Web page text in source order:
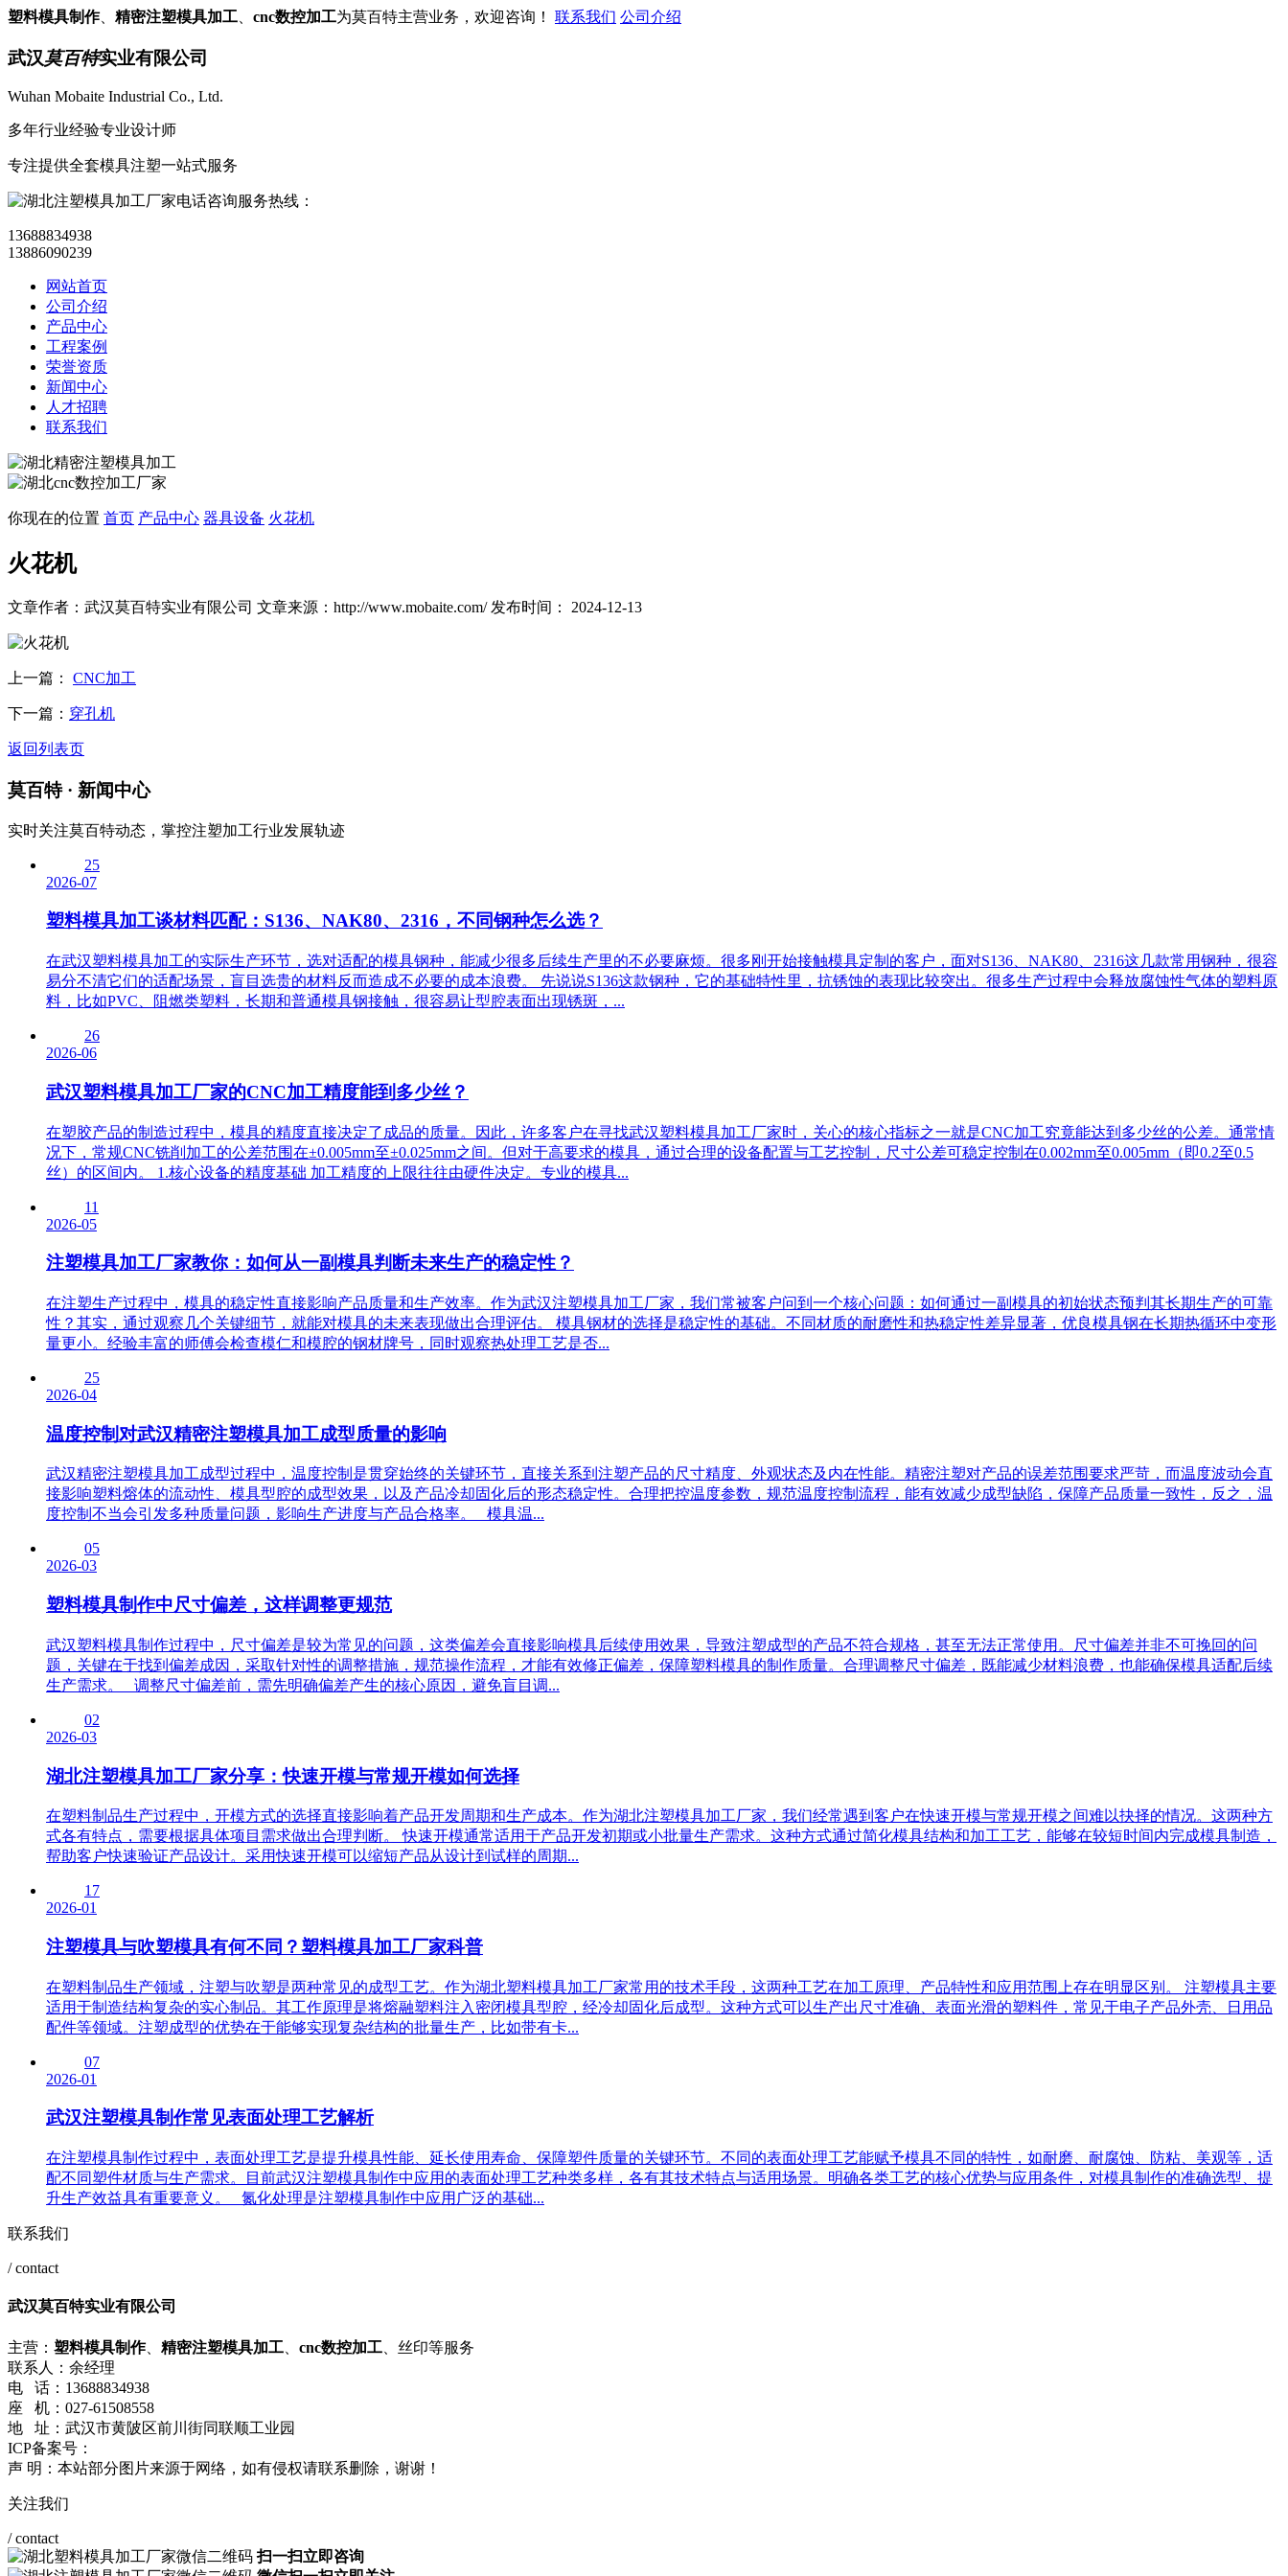
塑料模具制作、 精密注塑模具加工 cnc数控加工为莫百特主营业务，欢迎咨询！ 联系我们 公司介绍
武汉莫百特实业有限公司
Wuhan Mobaite Industrial Co., Ltd.
多年行业经验专业设计师
专注提供全套模具注塑一站式服务
咨询服务热线：
13688834938
13886090239
网站首页
公司介绍
产品中心
工程案例
荣誉资质
新闻中心
人才招聘
联系我们
你现在的位置 首页 产品中心 器具设备 火花机
火花机
文章作者：武汉莫百特实业有限公司 文章来源：http://www.mobaite.com/ 发布时间： 2024-12-13
上一篇： CNC加工
下一篇： 穿孔机
返回列表页
莫百特· 新闻中心
实时关注莫百特动态，掌控注塑加工行业发展轨迹
25
2026-07
塑料模具加工谈材料匹配：S136、NAK80、2316，不同钢种怎么选？
在武汉塑料模具加工的实际生产环节，选对适配的模具钢种，能减少很多后续生产里的不必要麻烦。很多刚开始接触模具定制的客户，面对S136、NAK80、2316这几款常用钢种，很容
易分不清它们的适配场景，盲目选贵的材料反而造成不必要的成本浪费。 先说说S136这款钢种，它的基础特性里，抗锈蚀的表现比较突出。很多生产过程中会释放腐蚀性气体的塑料原
料，比如PVC、阻燃类塑料，长期和普通模具钢接触，很容易让型腔表面出现锈斑，...
26
2026-06
武汉塑料模具加工厂家的CNC加工精度能到多少丝？
在塑胶产品的制造过程中，模具的精度直接决定了成品的质量。因此，许多客户在寻找武汉塑料模具加工厂家时，关心的核心指标之一就是CNC加工究竟能达到多少丝的公差。通常情
况下，常规CNC铣削加工的公差范围在±0.005mm至±0.025mm之间。但对于高要求的模具，通过合理的设备配置与工艺控制，尺寸公差可稳定控制在0.002mm至0.005mm（即0.2至0.5
丝）的区间内。 1.核心设备的精度基础 加工精度的上限往往由硬件决定。专业的模具...
11
2026-05
注塑模具加工厂家教你：如何从一副模具判断未来生产的稳定性？
在注塑生产过程中，模具的稳定性直接影响产品质量和生产效率。作为武汉注塑模具加工厂家，我们常被客户问到一个核心问题：如何通过一副模具的初始状态预判其长期生产的可靠
性？其实，通过观察几个关键细节，就能对模具的未来表现做出合理评估。 模具钢材的选择是稳定性的基础。不同材质的耐磨性和热稳定性差异显著，优良模具钢在长期热循环中变形
量更小。经验丰富的师傅会检查模仁和模腔的钢材牌号，同时观察热处理工艺是否...
25
2026-04
温度控制对武汉精密注塑模具加工成型质量的影响
武汉精密注塑模具加工成型过程中，温度控制是贯穿始终的关键环节，直接关系到注塑产品的尺寸精度、外观状态及内在性能。精密注塑对产品的误差范围要求严苛，而温度波动会直
接影响塑料熔体的流动性、模具型腔的成型效果，以及产品冷却固化后的形态稳定性。合理把控温度参数，规范温度控制流程，能有效减少成型缺陷，保障产品质量一致性，反之，温
度控制不当会引发多种质量问题，影响生产进度与产品合格率。 模具温...
05
2026-03
塑料模具制作中尺寸偏差，这样调整更规范
武汉塑料模具制作过程中，尺寸偏差是较为常见的问题，这类偏差会直接影响模具后续使用效果，导致注塑成型的产品不符合规格，甚至无法正常使用。尺寸偏差并非不可挽回的问
题，关键在于找到偏差成因，采取针对性的调整措施，规范操作流程，才能有效修正偏差，保障塑料模具的制作质量。合理调整尺寸偏差，既能减少材料浪费，也能确保模具适配后续
生产需求。 调整尺寸偏差前，需先明确偏差产生的核心原因，避免盲目调...
02
2026-03
湖北注塑模具加工厂家分享：快速开模与常规开模如何选择
在塑料制品生产过程中，开模方式的选择直接影响着产品开发周期和生产成本。作为湖北注塑模具加工厂家，我们经常遇到客户在快速开模与常规开模之间难以抉择的情况。这两种方
式各有特点，需要根据具体项目需求做出合理判断。 快速开模通常适用于产品开发初期或小批量生产需求。这种方式通过简化模具结构和加工工艺，能够在较短时间内完成模具制造，
帮助客户快速验证产品设计。采用快速开模可以缩短产品从设计到试样的周期...
17
2026-01
注塑模具与吹塑模具有何不同？塑料模具加工厂家科普
在塑料制品生产领域，注塑与吹塑是两种常见的成型工艺。作为湖北塑料模具加工厂家常用的技术手段，这两种工艺在加工原理、产品特性和应用范围上存在明显区别。 注塑模具主要
适用于制造结构复杂的实心制品。其工作原理是将熔融塑料注入密闭模具型腔，经冷却固化后成型。这种方式可以生产出尺寸准确、表面光滑的塑料件，常见于电子产品外壳、日用品
配件等领域。注塑成型的优势在于能够实现复杂结构的批量生产，比如带有卡...
07
2026-01
武汉注塑模具制作常见表面处理工艺解析
在注塑模具制作过程中，表面处理工艺是提升模具性能、延长使用寿命、保障塑件质量的关键环节。不同的表面处理工艺能赋予模具不同的特性，如耐磨、耐腐蚀、防粘、美观等，适
配不同塑件材质与生产需求。目前武汉注塑模具制作中应用的表面处理工艺种类多样，各有其技术特点与适用场景。明确各类工艺的核心优势与应用条件，对模具制作的准确选型、提
升生产效益具有重要意义。 氮化处理是注塑模具制作中应用广泛的基础...
联系我们
/ contact
武汉莫百特实业有限公司
主营： 塑料模具制作、 精密注塑模具加工 cnc数控加工 、丝印等服务
联系人：余经理
电 话：13688834938
座 机：027-61508558
地 址：武汉市黄陂区前川街同联顺工业园
ICP备案号：
声 明：本站部分图片来源于网络，如有侵权请联系删除，谢谢！
关注我们
/ contact
扫一扫立即咨询